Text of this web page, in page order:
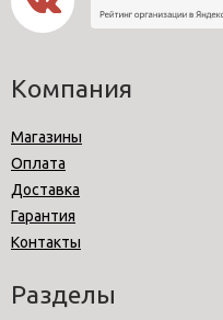
Компания
Магазины
Оплата
Доставка
Гарантия
Контакты
Разделы